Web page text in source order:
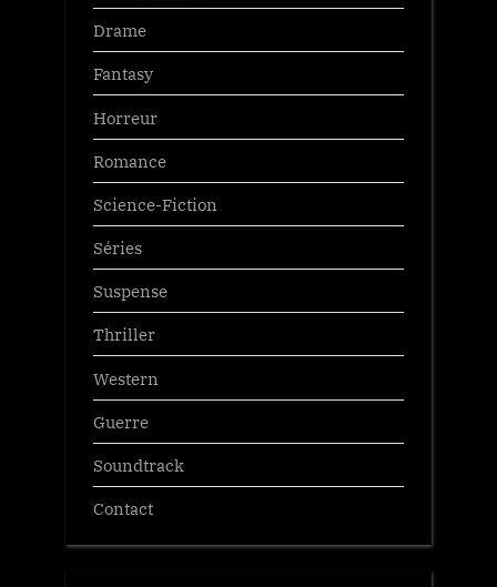
Drame
Fantasy
Horreur
Romance
Science-Fiction
Séries
Suspense
Thriller
Western
Guerre
Soundtrack
Contact